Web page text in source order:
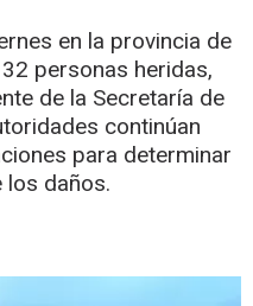
en la provincia de
personas heridas,
de la Secretaría de
continúan
para determinar
los daños.